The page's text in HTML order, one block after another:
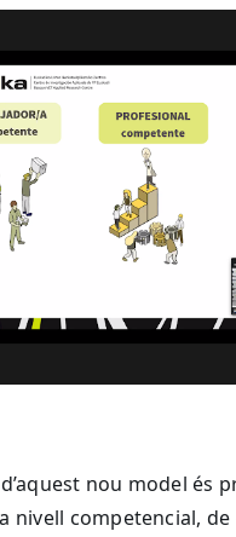
d’aquest nou model és
nivell competencial,